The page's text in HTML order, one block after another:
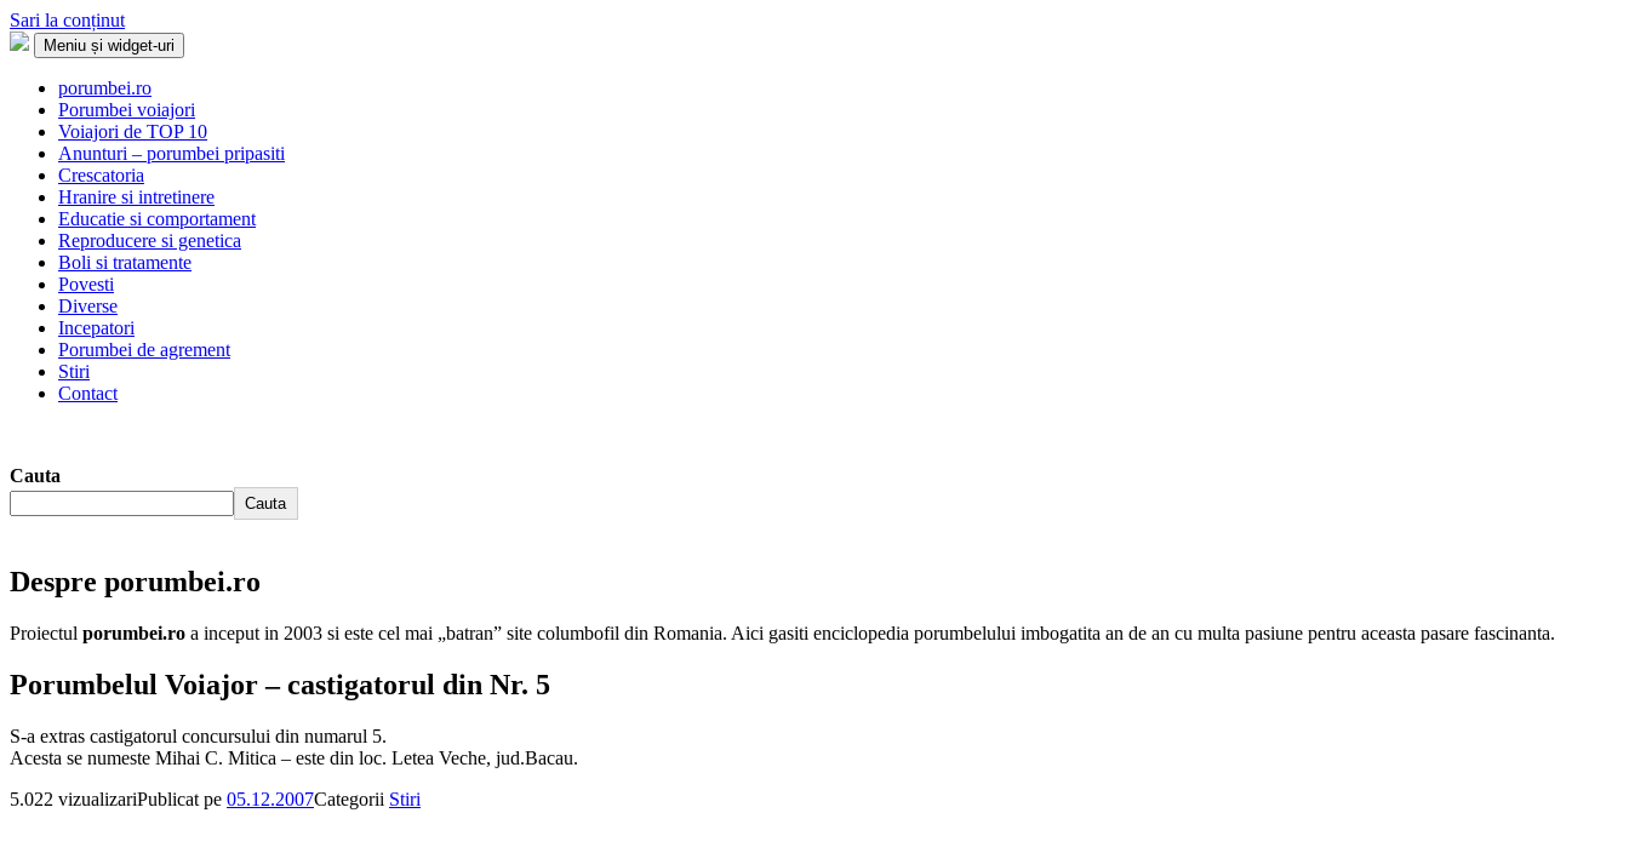
Sari la conținut
Porumbei.ro
Enciclopedia porumbelului
Meniu și widget-uri
porumbei.ro
Porumbei voiajori
Voiajori de TOP 10
Anunturi – porumbei pripasiti
Crescatoria
Hranire si intretinere
Educatie si comportament
Reproducere si genetica
Boli si tratamente
Povesti
Diverse
Incepatori
Porumbei de agrement
Stiri
Contact
Cauta
Cauta
Despre porumbei.ro
Proiectul porumbei.ro a inceput in 2003 si este cel mai „batran” site columbofil din Romania. Aici gasiti enciclopedia porumbelului imbogatita an de an cu multa pasiune pentru aceasta pasare fascinanta.
Porumbelul Voiajor – castigatorul din Nr. 5
S-a extras castigatorul concursului din numarul 5.
Acesta se numeste Mihai C. Mitica – este din loc. Letea Veche, jud.Bacau.
5.022 vizualizariPublicat pe 05.12.2007Categorii Stiri